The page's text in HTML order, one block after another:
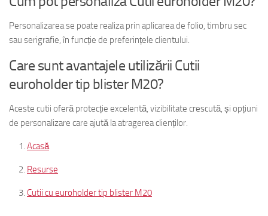
Personalizarea se poate realiza prin aplicarea de folio, timbru sec
sau serigrafie, în funcție de preferințele clientului.
Care sunt avantajele utilizării Cutii
euroholder tip blister M20?
Aceste cutii oferă protecție excelentă, vizibilitate crescută, și opțiuni
de personalizare care ajută la atragerea clienților.
Acasă
Resurse
Cutii cu euroholder tip blister M20